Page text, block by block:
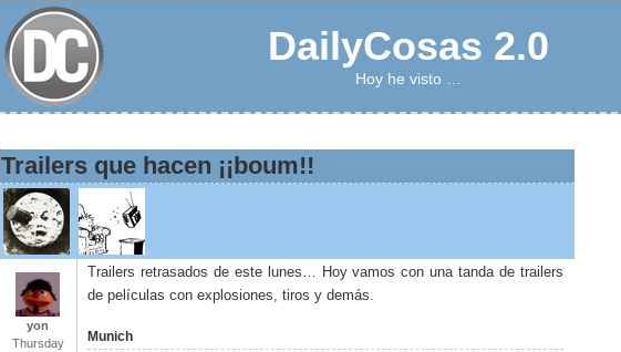
DailyCosas 2.0
Hoy he visto …
Trailers que hacen ¡¡boum!!
yon
Thursday
Trailers retrasados de este lunes… Hoy vamos con una tanda de trailers
de películas con explosiones, tiros y demás.
Munich